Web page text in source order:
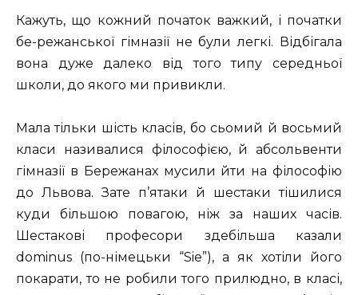
Кажуть, що кожний початок важкий, і початки
бе-режанської гімназії не були легкі. Відбігала
вона дуже далеко від того типу середньої
школи, до якого ми привикли.
Мала тільки шість класів, бо сьомий й восьмий
класи називалися філософією, й абсольвенти
гімназії в Бережанах мусили йти на філософію
до Львова. Зате п’ятаки й шестаки тішилися
куди більшою повагою, ніж за наших часів.
Шестакові професори здебільша казали
dominus (по-німецьки “Sie”), а як хотіли його
покарати, то не робили того прилюдно, в класі,